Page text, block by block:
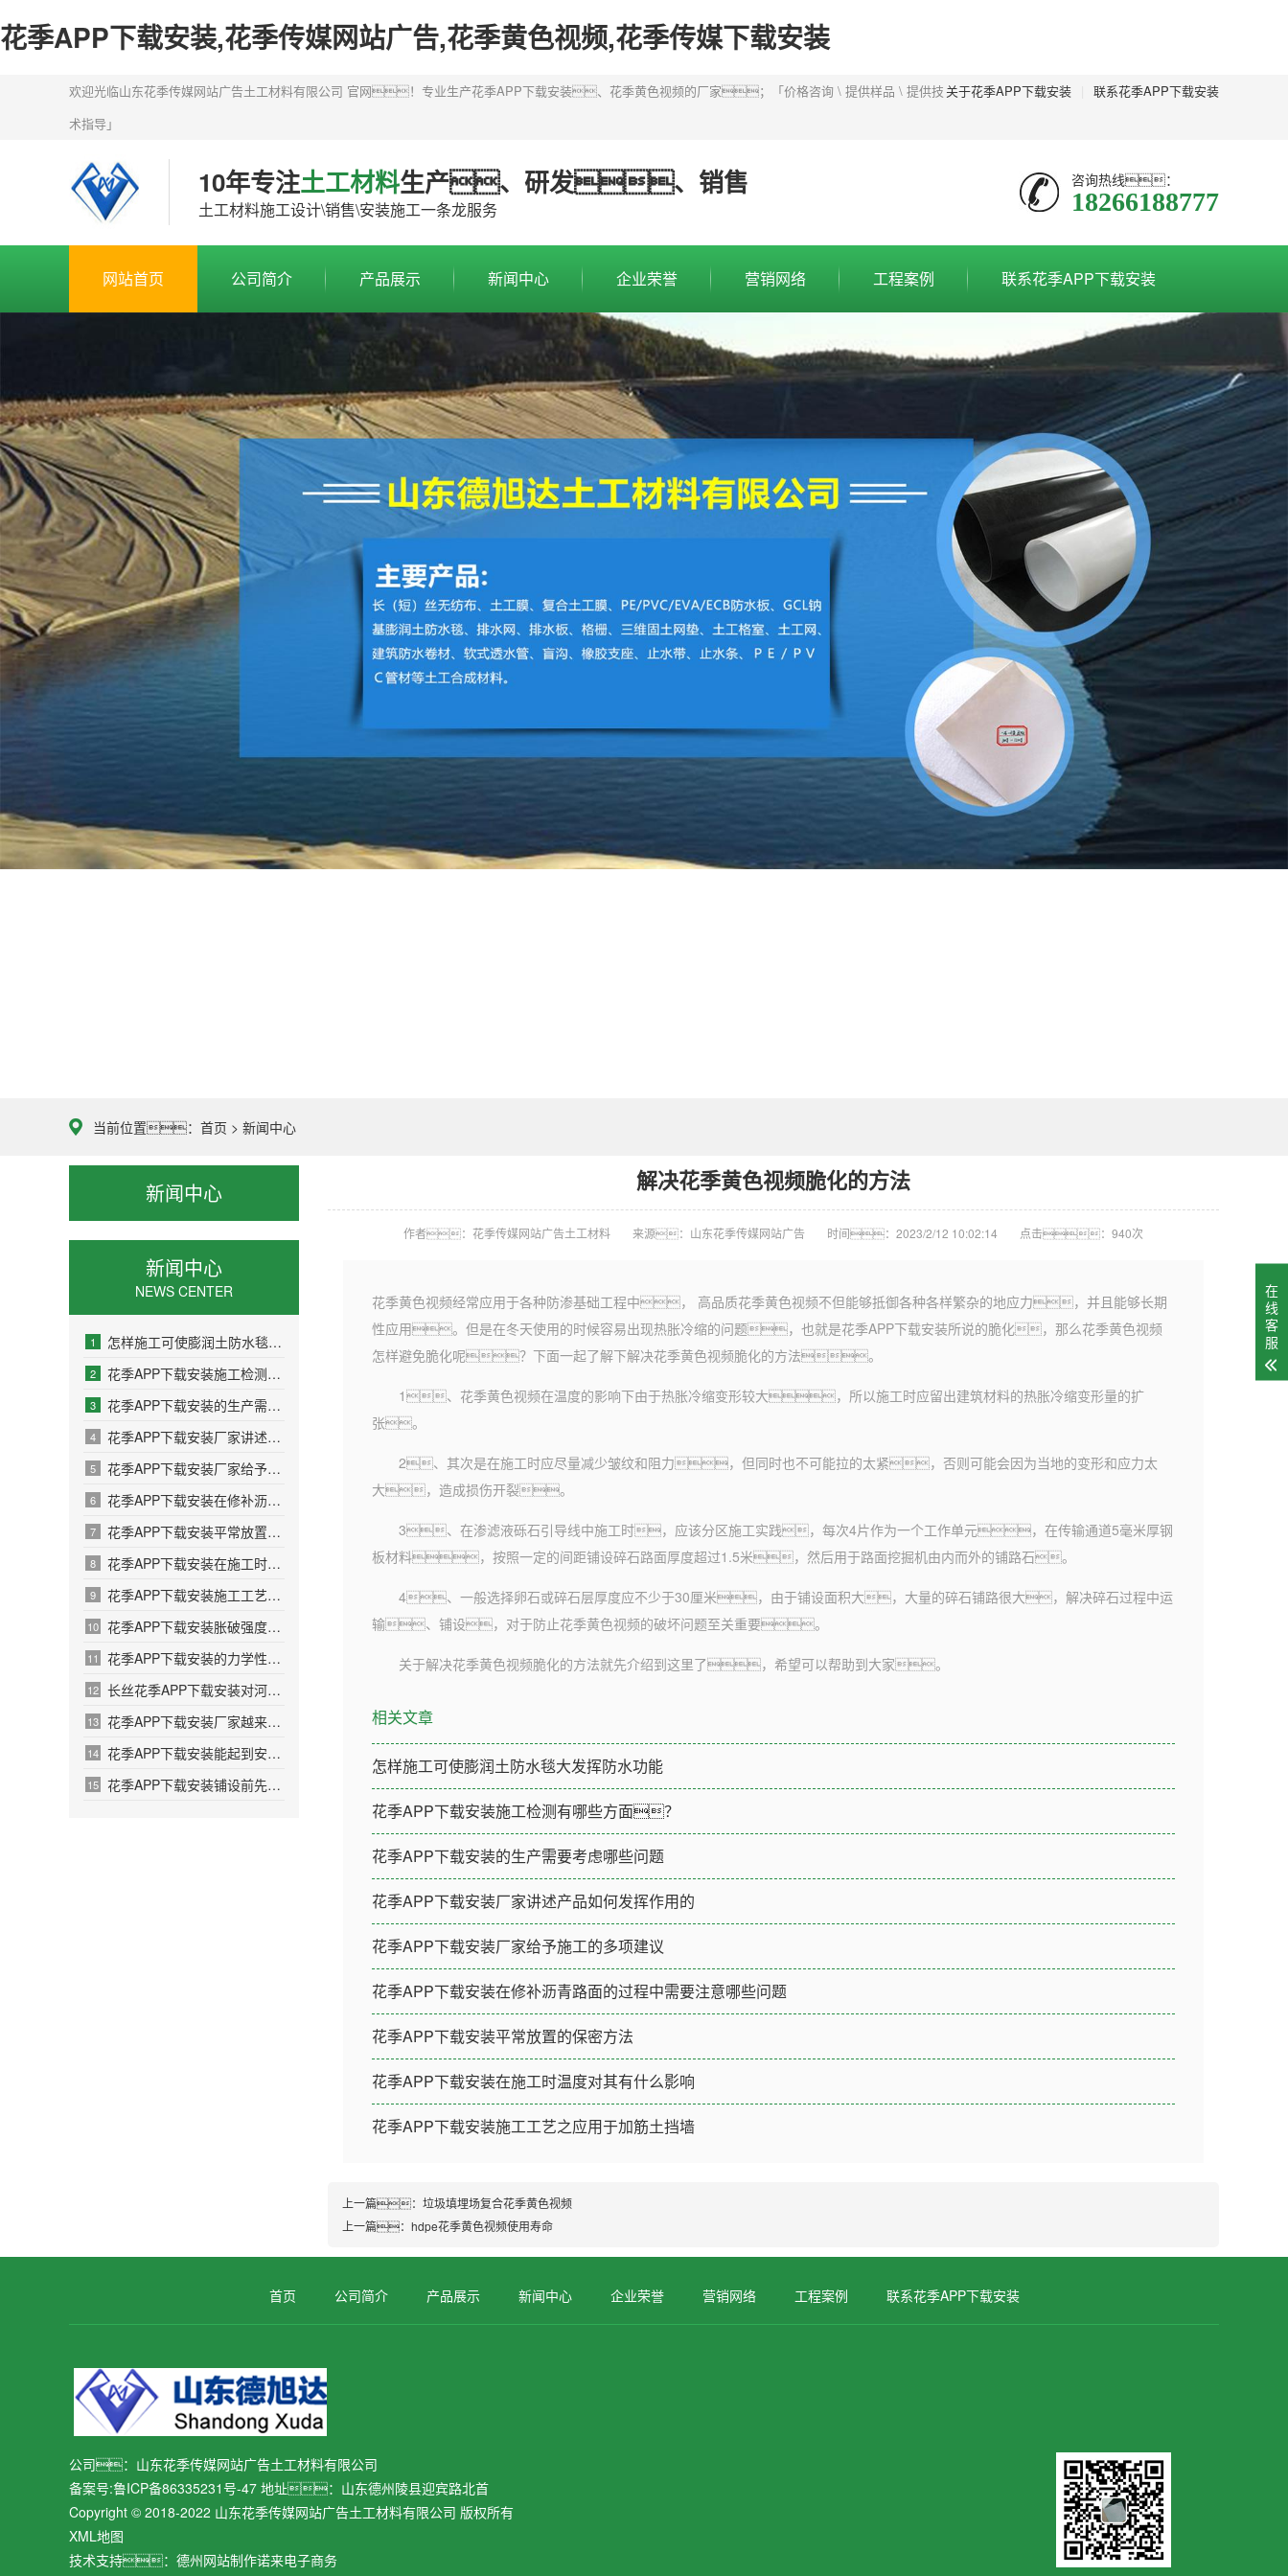
花季APP下载安装,花季传媒网站广告,花季黄色视频,花季传媒下载安装
关于花季APP下载安装 联系花季APP下载安装
欢迎光临山东花季传媒网站广告土工材料有限公司 官网！专业生产花季APP下载安装、花季黄色视频的厂家；「价格咨询 \ 提供样品 \ 提供技
术指导」
10年专注土工材料生产、研发、销售
土工材料施工设计\销售\安装施工一条龙服务
咨询热线：
18266188777
网站首页 公司简介 产品展示 新闻中心 企业荣誉 营销网络 工程案例 联系花季APP下载安装
当前位置： 首页 > 新闻中心
新闻中心
新闻中心
NEWS CENTER
1 怎样施工可使膨润土防水毯大发挥防水功能
2 花季APP下载安装施工检测有哪些方面？
3 花季APP下载安装的生产需要考虑哪些问题
4 花季APP下载安装厂家讲述产品如何发挥作用的
5 花季APP下载安装厂家给予施工的多项建议
6 花季APP下载安装在修补沥青路面的过程中需要注意哪些问题
7 花季APP下载安装平常放置的保密方法
8 花季APP下载安装在施工时温度对其有什么影响
9 花季APP下载安装施工工艺之应用于加筋土挡墙
10 花季APP下载安装胀破强度性能检测系统的设计
11 花季APP下载安装的力学性能理论模型问题
12 长丝花季APP下载安装对河岸颗粒的影响
13 花季APP下载安装厂家越来越多产品选择出现盲区
14 花季APP下载安装能起到安全环境保护作用
15 花季APP下载安装铺设前先洒一遍沥青的原因
解决花季黄色视频脆化的方法
作者：花季传媒网站广告土工材料 来源：山东花季传媒网站广告 时间：2023/2/12 10:02:14 点击： 940次
花季黄色视频经常应用于各种防渗基础工程中， 高品质花季黄色视频不但能够抵御各种各样繁杂的地应力，并且能够长期
性应用。但是在冬天使用的时候容易出现热胀冷缩的问题，也就是花季APP下载安装所说的脆化，那么花季黄色视频
怎样避免脆化呢？下面一起了解下解决花季黄色视频脆化的方法。
1、花季黄色视频在温度的影响下由于热胀冷缩变形较大，所以施工时应留出建筑材料的热胀冷缩变形量的扩
张。
2、其次是在施工时应尽量减少皱纹和阻力，但同时也不可能拉的太紧，否则可能会因为当地的变形和应力太
大，造成损伤开裂。
3、在渗滤液砾石引导线中施工时，应该分区施工实践，每次4片作为一个工作单元，在传输通道5毫米厚钢
板材料，按照一定的间距铺设碎石路面厚度超过1.5米，然后用于路面挖掘机由内而外的铺路石。
4、一般选择卵石或碎石层厚度应不少于30厘米，由于铺设面积大，大量的碎石铺路很大，解决碎石过程中运
输、铺设，对于防止花季黄色视频的破坏问题至关重要。
关于解决花季黄色视频脆化的方法就先介绍到这里了，希望可以帮助到大家。
相关文章
怎样施工可使膨润土防水毯大发挥防水功能
花季APP下载安装施工检测有哪些方面？
花季APP下载安装的生产需要考虑哪些问题
花季APP下载安装厂家讲述产品如何发挥作用的
花季APP下载安装厂家给予施工的多项建议
花季APP下载安装在修补沥青路面的过程中需要注意哪些问题
花季APP下载安装平常放置的保密方法
花季APP下载安装在施工时温度对其有什么影响
花季APP下载安装施工工艺之应用于加筋土挡墙
上一篇： 垃圾填埋场复合花季黄色视频
上一篇： hdpe花季黄色视频使用寿命
首页 公司简介 产品展示 新闻中心 企业荣誉 营销网络 工程案例 联系花季APP下载安装
公司：山东花季传媒网站广告土工材料有限公司
备案号:鲁ICP备86335231号-47 地址：山东德州陵县迎宾路北首
Copyright © 2018-2022 山东花季传媒网站广告土工材料有限公司 版权所有
XML地图
技术支持： 德州网站制作诺来电子商务
在
线
客
服